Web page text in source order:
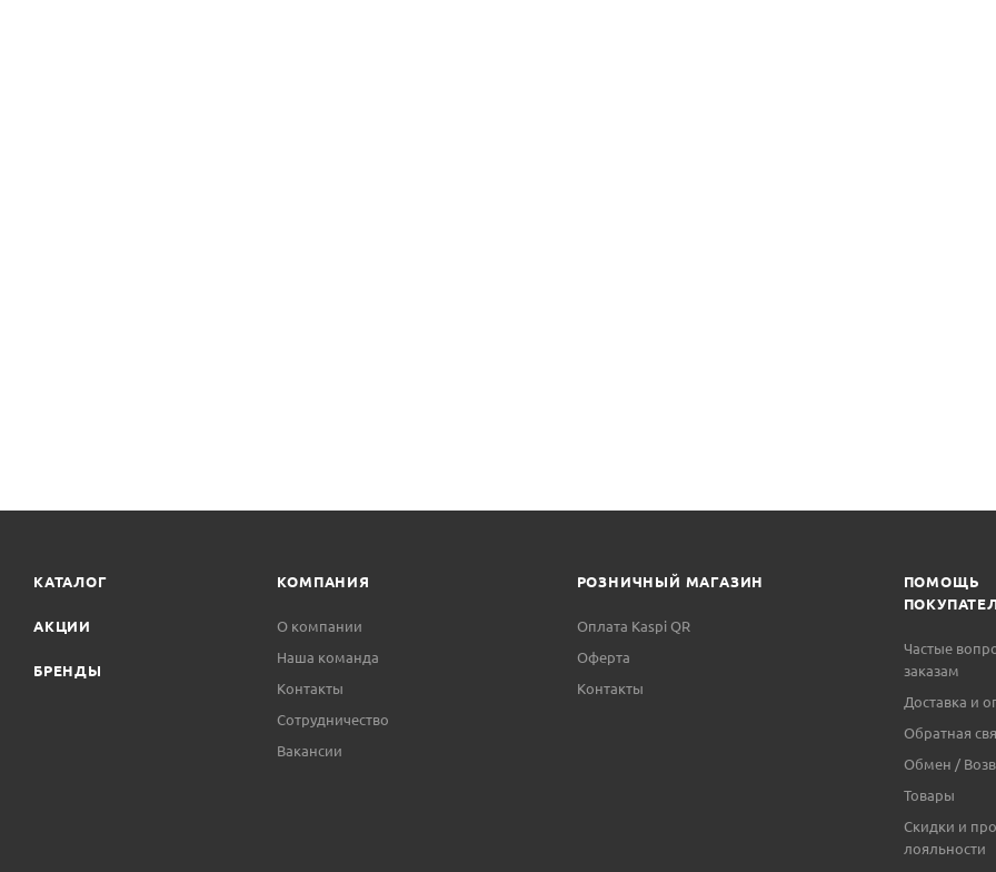
КАТАЛОГ
АКЦИИ
БРЕНДЫ
КОМПАНИЯ
О компании
Наша команда
Контакты
Сотрудничество
Вакансии
РОЗНИЧНЫЙ МАГАЗИН
Оплата Kaspi QR
Оферта
Контакты
ПОМОЩЬ
Частые
заказам
Доставка и
Обратная
Обмен /
Товары
Скидки и
лояльности